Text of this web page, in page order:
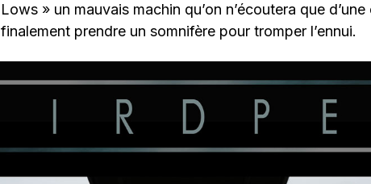
Lows » un mauvais machin qu’on n’écoutera que
finalement prendre un somnifère pour tromper l’ennui.